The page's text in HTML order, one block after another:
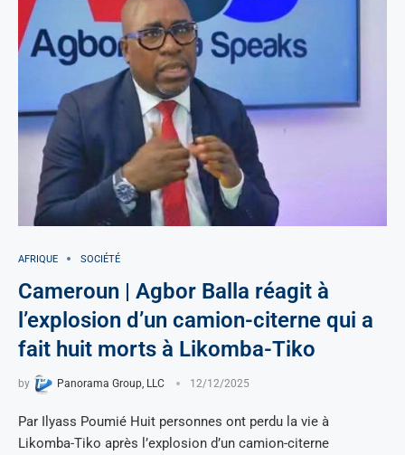
AFRIQUE SOCIÉTÉ
Cameroun | Agbor Balla réagit à
l’explosion d’un camion-citerne qui a
fait huit morts à Likomba-Tiko
by Panorama Group, LLC 12/12/2025
Par Ilyass Poumié Huit personnes ont perdu la vie à
Likomba-Tiko après l’explosion d’un camion-citerne